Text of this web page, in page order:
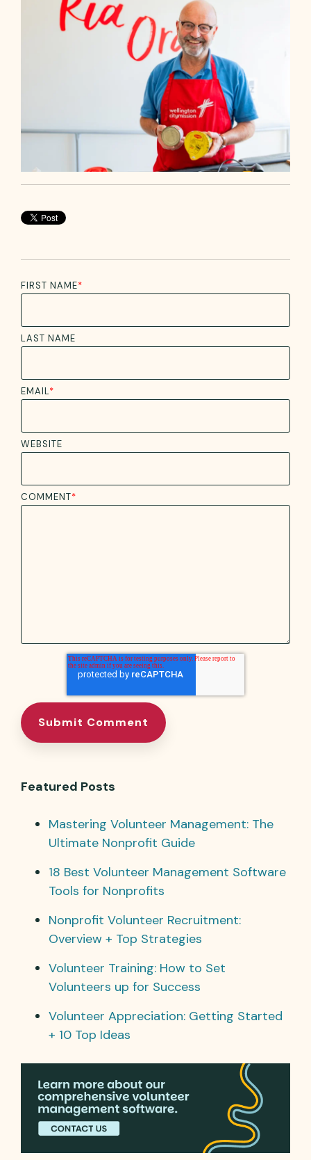
FIRST NAME*
LAST NAME
EMAIL*
WEBSITE
COMMENT*
Featured Posts
Mastering Volunteer Management: The
Ultimate Nonprofit Guide
18 Best Volunteer Management Software
Tools for Nonprofits
Nonprofit Volunteer Recruitment:
Overview + Top Strategies
Volunteer Training: How to Set
Volunteers up for Success
Volunteer Appreciation: Getting Started
+ 10 Top Ideas